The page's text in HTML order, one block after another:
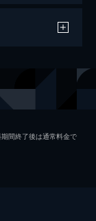
ーン・ペン
間終了後は通常料金で